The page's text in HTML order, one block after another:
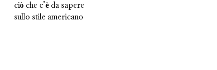
ciò che c’è da sapere
sullo stile americano